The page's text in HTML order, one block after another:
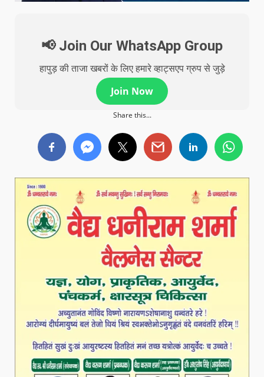
📢 Join Our WhatsApp Group
हापुड़ की ताजा खबरों के लिए हमारे व्हाट्सएप ग्रुप से जुड़े
Join Now
Share this...